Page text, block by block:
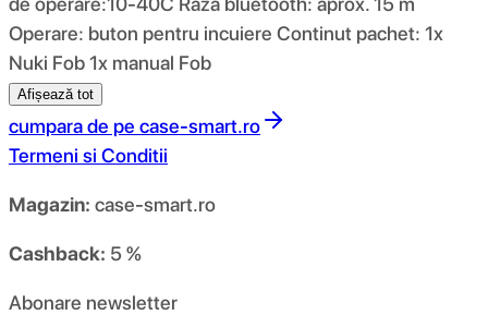
Operare: buton pentru incuiere Continut pachet: 1x
Nuki Fob 1x manual Fob
Afișează tot
cumpara de pe case-smart.ro
Termeni si Conditii
Magazin: case-smart.ro
Cashback: 5 %
Abonare newsletter